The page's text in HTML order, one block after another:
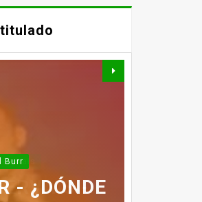
- ¿DÓNDE
Gervais
-
- JUST